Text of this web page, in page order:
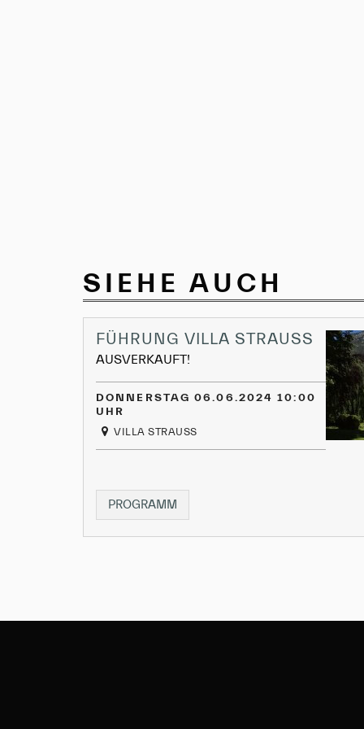
SIEHE AUCH
FÜHRUNG VILLA STRAUSS
AUSVERKAUFT!
DONNERSTAG 06.06.2024 10:00
UHR
VILLA STRAUSS
PROGRAMM
VILLA
STRAUSS